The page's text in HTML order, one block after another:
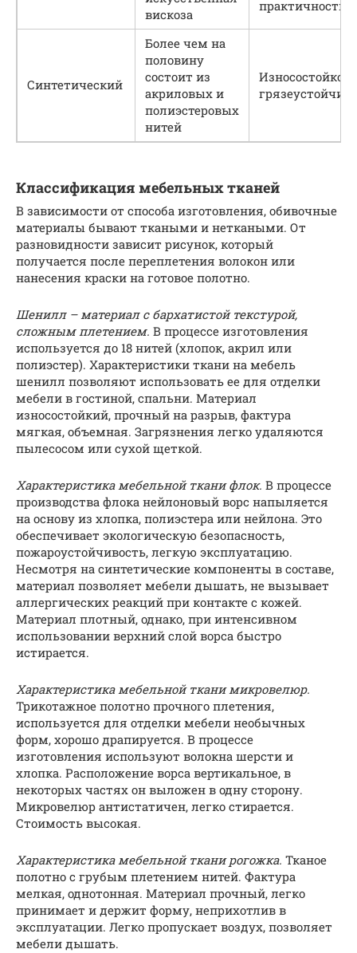
вискоза
практичность
Синтетический
Более чем на
половину
состоит из
акриловых и
полиэстеровых
нитей
Классификация мебельных тканей
В зависимости от способа изготовления, обивочные
материалы бывают ткаными и неткаными. От
разновидности зависит рисунок, который
получается после переплетения волокон или
нанесения краски на готовое полотно.
Шенилл – материал с бархатистой текстурой,
сложным плетением. В процессе изготовления
используется до 18 нитей (хлопок, акрил или
полиэстер). Характеристики ткани на мебель
шенилл позволяют использовать ее для отделки
мебели в гостиной, спальни. Материал
износостойкий, прочный на разрыв, фактура
мягкая, объемная. Загрязнения легко удаляются
пылесосом или сухой щеткой.
Характеристика мебельной ткани флок. В процессе
производства флока нейлоновый ворс напыляется
на основу из хлопка, полиэстера или нейлона. Это
обеспечивает экологическую безопасность,
пожароустойчивость, легкую эксплуатацию.
Несмотря на синтетические компоненты в составе,
материал позволяет мебели дышать, не вызывает
аллергических реакций при контакте с кожей.
Материал плотный, однако, при интенсивном
использовании верхний слой ворса быстро
истирается.
Характеристика мебельной ткани микровелюр.
Трикотажное полотно прочного плетения,
используется для отделки мебели необычных
форм, хорошо драпируется. В процессе
изготовления используют волокна шерсти и
хлопка. Расположение ворса вертикальное, в
некоторых частях он выложен в одну сторону.
Микровелюр антистатичен, легко стирается.
Стоимость высокая.
Характеристика мебельной ткани рогожка. Тканое
полотно с грубым плетением нитей. Фактура
мелкая, однотонная. Материал прочный, легко
принимает и держит форму, неприхотлив в
эксплуатации. Легко пропускает воздух, позволяет
мебели дышать.